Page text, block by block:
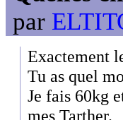
par
Exactement
Tu as quel
Je fais 60kg
mes Tarther.